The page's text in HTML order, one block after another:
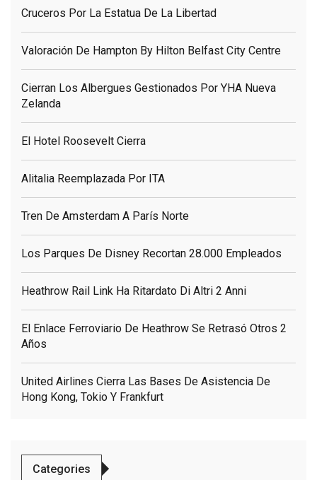
Cruceros Por La Estatua De La Libertad
Valoración De Hampton By Hilton Belfast City Centre
Cierran Los Albergues Gestionados Por YHA Nueva
Zelanda
El Hotel Roosevelt Cierra
Alitalia Reemplazada Por ITA
Tren De Amsterdam A París Norte
Los Parques De Disney Recortan 28.000 Empleados
Heathrow Rail Link Ha Ritardato Di Altri 2 Anni
El Enlace Ferroviario De Heathrow Se Retrasó Otros 2
Años
United Airlines Cierra Las Bases De Asistencia De
Hong Kong, Tokio Y Frankfurt
Categories